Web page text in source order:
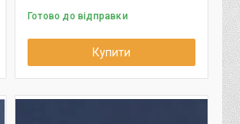
Готово до відправки
Купити